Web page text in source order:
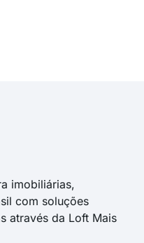
imobiliárias,
com soluções
através da Loft Mais